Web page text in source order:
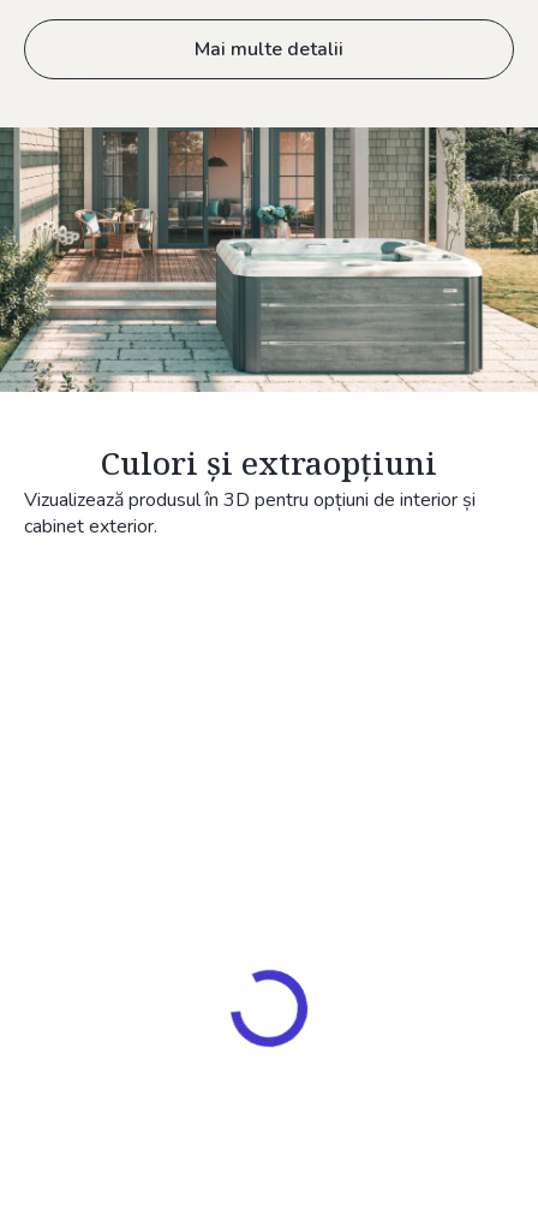
Mai multe detalii
Culori și extraopțiuni
Vizualizează produsul în 3D pentru opțiuni de interior și
cabinet exterior.